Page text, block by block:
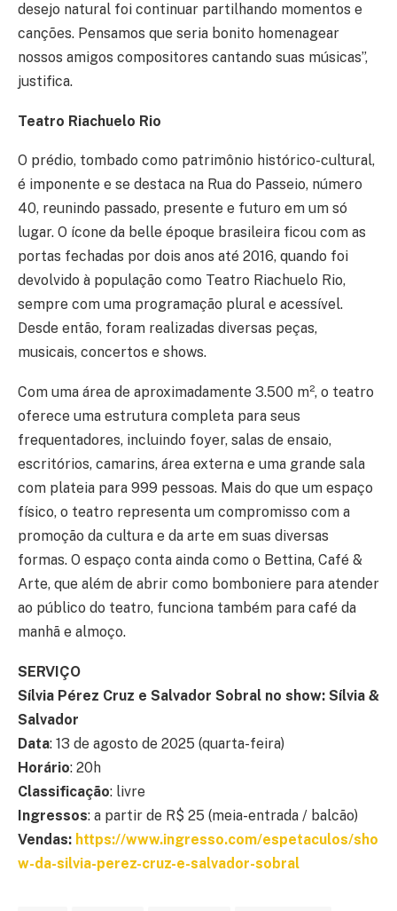
desejo natural foi continuar partilhando momentos e
canções. Pensamos que seria bonito homenagear
nossos amigos compositores cantando suas músicas”,
justifica.
Teatro Riachuelo Rio
O prédio, tombado como patrimônio histórico-cultural,
é imponente e se destaca na Rua do Passeio, número
40, reunindo passado, presente e futuro em um só
lugar. O ícone da belle époque brasileira ficou com as
portas fechadas por dois anos até 2016, quando foi
devolvido à população como Teatro Riachuelo Rio,
sempre com uma programação plural e acessível.
Desde então, foram realizadas diversas peças,
musicais, concertos e shows.
Com uma área de aproximadamente 3.500 m², o teatro
oferece uma estrutura completa para seus
frequentadores, incluindo foyer, salas de ensaio,
escritórios, camarins, área externa e uma grande sala
com plateia para 999 pessoas. Mais do que um espaço
físico, o teatro representa um compromisso com a
promoção da cultura e da arte em suas diversas
formas. O espaço conta ainda como o Bettina, Café &
Arte, que além de abrir como bomboniere para atender
ao público do teatro, funciona também para café da
manhã e almoço.
SERVIÇO
Sílvia Pérez Cruz e Salvador Sobral no show: Sílvia &
Salvador
Data: 13 de agosto de 2025 (quarta-feira)
Horário: 20h
Classificação: livre
Ingressos: a partir de R$ 25 (meia-entrada / balcão)
Vendas: https://www.ingresso.com/espetaculos/sho
w-da-silvia-perez-cruz-e-salvador-sobral